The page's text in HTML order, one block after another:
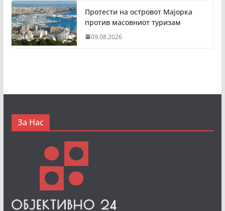
Протести на островот Мајорка
против масовниот туризам
09.08.2026
За Нас